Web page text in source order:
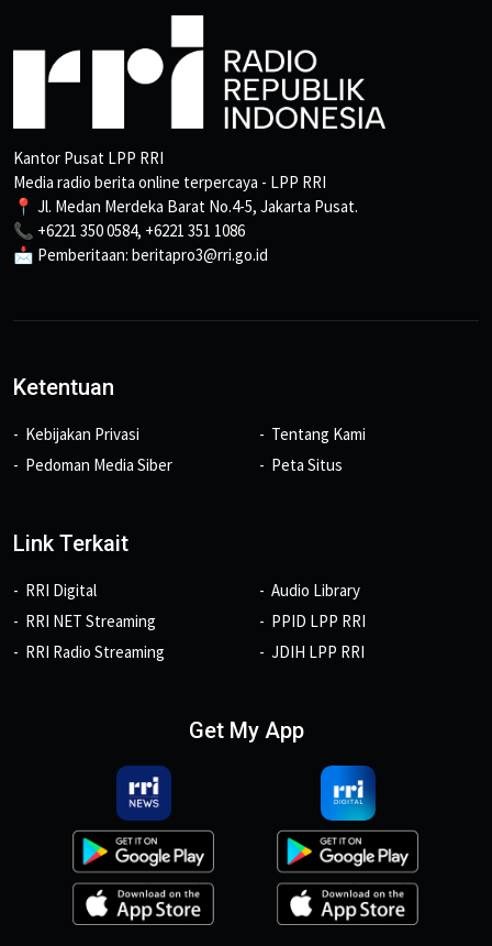
Kantor Pusat LPP RRI
Media radio berita online terpercaya - LPP RRI
📍 Jl. Medan Merdeka Barat No.4-5, Jakarta Pusat.
📞 +6221 350 0584, +6221 351 1086
📩 Pemberitaan: beritapro3@rri.go.id
Ketentuan
Kebijakan Privasi
Pedoman Media Siber
Tentang Kami
Peta Situs
Link Terkait
RRI Digital
RRI NET Streaming
RRI Radio Streaming
Audio Library
PPID LPP RRI
JDIH LPP RRI
Get My App